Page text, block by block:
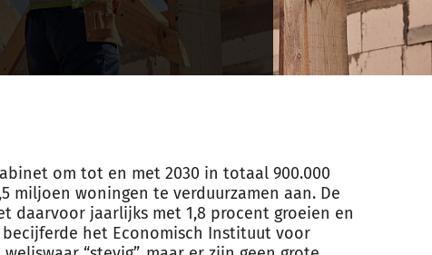
om tot en met 2030 in totaal 900.000
miljoen woningen te verduurzamen aan. De
daarvoor jaarlijks met 1,8 procent groeien en
het Economisch Instituut voor